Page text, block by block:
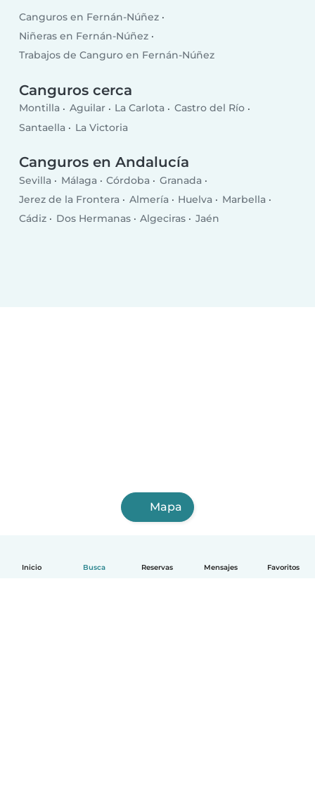
Inicio Busca Reservas Mensajes Favoritos
Canguros en Fernán-Núñez
Niñeras en Fernán-Núñez
Trabajos de Canguro en Fernán-Núñez
Canguros cerca
Montilla Aguilar La Carlota
Castro del Río
Santaella
La Victoria
Canguros en Andalucía
Sevilla Málaga Córdoba
Granada
Jerez de la Frontera
Almería Huelva
Marbella
Cádiz
Dos Hermanas Algeciras Jaén
Mapa